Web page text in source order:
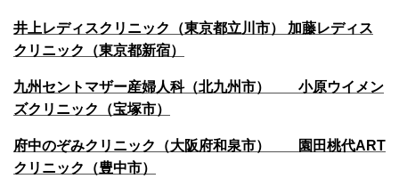
井上レディスクリニック（東京都立川市） 加藤レディス
クリニック（東京都新宿）
九州セントマザー産婦人科（北九州市） 小原ウイメン
ズクリニック（宝塚市）
府中のぞみクリニック（大阪府和泉市） 園田桃代ART
クリニック（豊中市）